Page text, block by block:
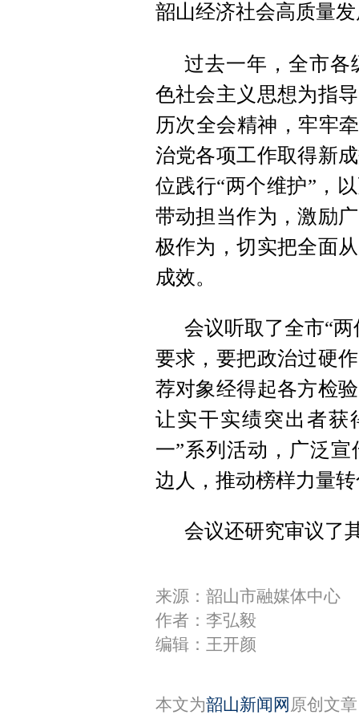
韶山经济社会高质量
过去一年，全市各
色社会主义思想为指
历次全会精神，牢牢
治党各项工作取得新
位践行“两个维护”，
带动担当作为，激励
极作为，切实把全面
成效。
会议听取了全市“
要求，要把政治过硬
荐对象经得起各方检
让实干实绩突出者获
一”系列活动，广泛
边人，推动榜样力量
会议还研究审议了
来源：韶山市融媒体中心
作者：李弘毅
编辑：王开颜
本文为韶山新闻网 原创文